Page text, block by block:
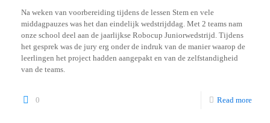
Na weken van voorbereiding tijdens de lessen Stem en vele
middagpauzes was het dan eindelijk wedstrijddag. Met 2 teams nam
onze school deel aan de jaarlijkse Robocup Juniorwedstrijd. Tijdens
het gesprek was de jury erg onder de indruk van de manier waarop de
leerlingen het project hadden aangepakt en van de zelfstandigheid
van de teams.
0 Read more